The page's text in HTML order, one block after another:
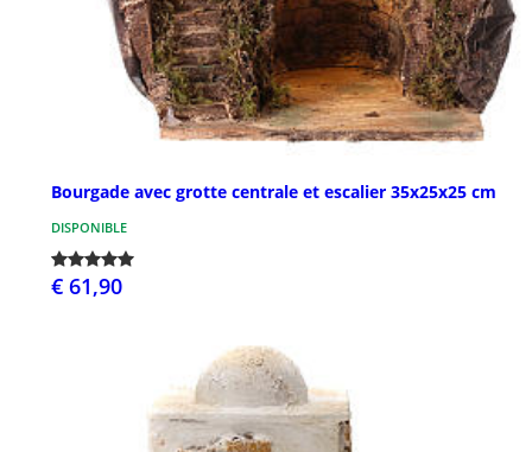
Bourgade avec grotte centrale et escalier 35x25x25 cm
DISPONIBLE
€ 61,90